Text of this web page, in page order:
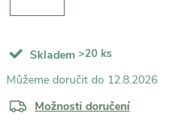
Skladem >20 ks
12.8.2026
Možnosti doručení